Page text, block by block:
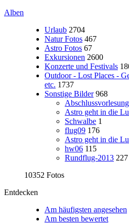
Alben
Urlaub 2704
Natur Fotos 467
Astro Fotos 67
Exkursionen 2600
Konzerte und Festivals
Outdoor - Lost Places -
etc. 1737
Sonstige Bilder 968
Astro geht in die
Schwalbe 1
flug09 176
Astro geht in die
hw06 115
Rundflug-2013 227
10352 Fotos
Entdecken
Am häufigsten angesehen
Am besten bewertet